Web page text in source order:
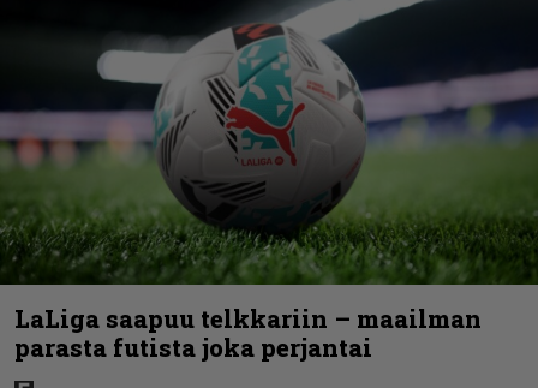
LaLiga saapuu telkkariin – maailman
parasta futista joka perjantai